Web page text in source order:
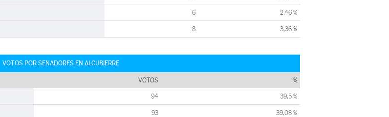
6 2,46 %
8 3,36 %
VOTOS POR SENADORES EN ALCUBIERRE
VOTOS %
94 39,5 %
93 39,08 %